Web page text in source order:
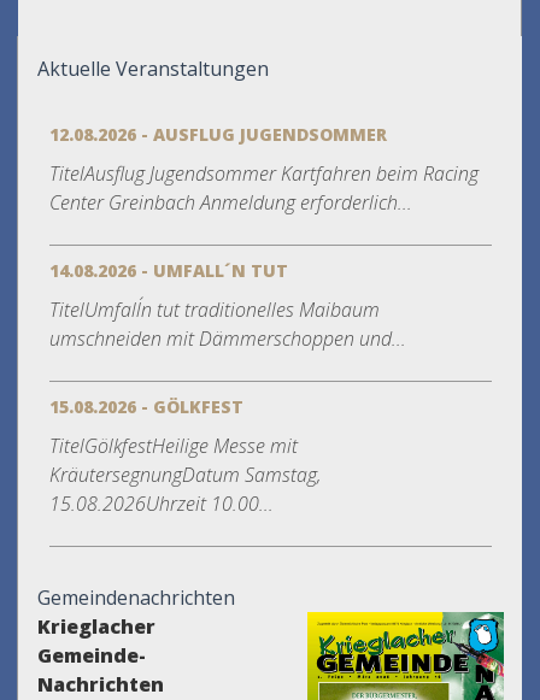
Aktuelle Veranstaltungen
12.08.2026 - AUSFLUG JUGENDSOMMER
TitelAusflug Jugendsommer Kartfahren beim Racing
Center Greinbach Anmeldung erforderlich...
14.08.2026 - UMFALL´N TUT
TitelUmfall´n tut traditionelles Maibaum
umschneiden mit Dämmerschoppen und...
15.08.2026 - GÖLKFEST
TitelGölkfestHeilige Messe mit
KräutersegnungDatum Samstag,
15.08.2026Uhrzeit 10.00...
Gemeindenachrichten
Krieglacher
Gemeinde-
Nachrichten